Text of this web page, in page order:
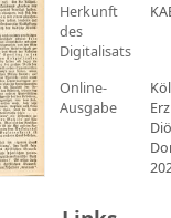
Herkunft
des
Digitalisats
Online-
Ausgabe